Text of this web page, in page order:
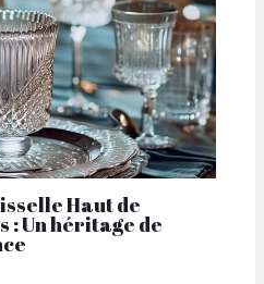
Haut de
: Un héritage de